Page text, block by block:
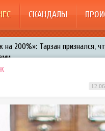
СКАНДАЛЫ
200%»: Тарзан признался,
Энрике Иглесиас и Анна
зарождает в Бузовой новый